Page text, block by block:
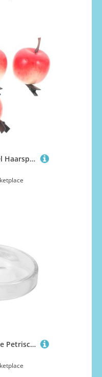
NOLITOY 4 Stück Apfel Haarspangen Realistisches Frucht Design Hautfreundlich Formbeständig Modischer Haarschmuck für Frauen und Mädchen Leicht und Bequem für Alltag und Party
NOLITOY Transparente Petrischale aus Hochborosilikatglas für Zellkultur und Schulversuche Hitzebeständig Korrosionsresistent Stabile Runde Bodenfläche für Labor und Wissenschaftliche